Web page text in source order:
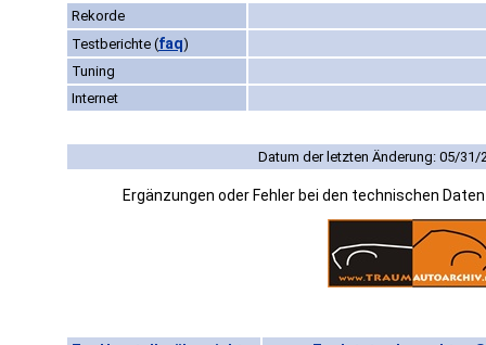
Rekorde
Testberichte (faq)
Tuning
Internet
Datum der letzten Änderung: 05/31/
Ergänzungen oder Fehler bei den technischen